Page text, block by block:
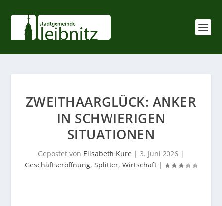
ZWEITHAARGLÜCK: ANKER
IN SCHWIERIGEN
SITUATIONEN
Gepostet von Elisabeth Kure | 3. Juni 2026 |
Geschäftseröffnung, Splitter, Wirtschaft |